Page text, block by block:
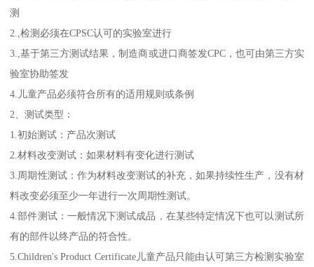
测
2.,检测必须在CPSC认可的实验室进行
3.,基于第三方测试结果，制造商或进口商签发CPC，也可由第三方实
验室协助签发
4.儿童产品必须符合所有的适用规则或条例
2、测试类型：
1.初始测试：产品次测试
2.材料改变测试：如果材料有变化进行测试
3.周期性测试：作为材料改变测试的补充，如果持续性生产，没有材
料改变必须至少一年进行一次周期性测试。
4.部件测试：一般情况下测试成品，在某些特定情况下也可以测试所
有的部件以终产品的符合性。
5.Children's Product Certificate儿童产品只能由认可第三方检测实验室